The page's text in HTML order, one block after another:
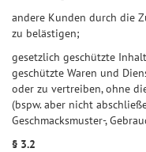
andere Kunden durch die
zu belästigen;
gesetzlich geschützte
geschützte Waren und
oder zu vertreiben, ohne
(bspw. aber nicht
Geschmacksmuster-,
§ 3.2